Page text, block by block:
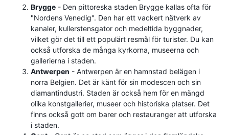
Brygge - Den pittoreska staden Brygge kallas ofta för
"Nordens Venedig". Den har ett vackert nätverk av
kanaler, kullerstensgator och medeltida byggnader,
vilket gör det till ett populärt resmål för turister. Du kan
också utforska de många kyrkorna, museerna och
gallerierna i staden.
Antwerpen - Antwerpen är en hamnstad belägen i
norra Belgien. Det är känt för sin modescen och sin
diamantindustri. Staden är också hem för en mängd
olika konstgallerier, museer och historiska platser. Det
finns också gott om barer och restauranger att utforska
i staden.